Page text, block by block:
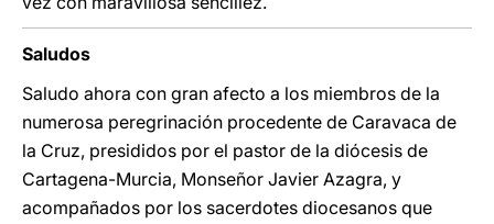
Saludos
Saludo ahora con gran afecto a los miembros de la
numerosa peregrinación procedente de Caravaca de
la Cruz, presididos por el pastor de la diócesis de
Cartagena-Murcia, Monseñor Javier Azagra, y
acompañados por los sacerdotes diocesanos que